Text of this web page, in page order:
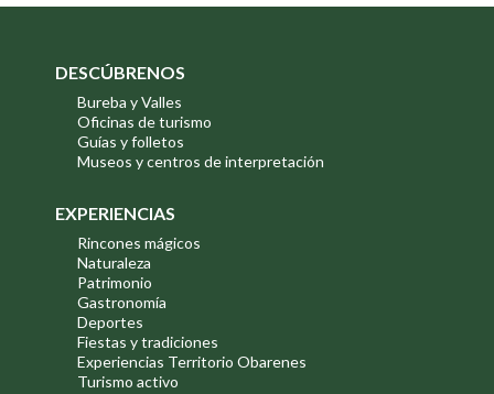
DESCÚBRENOS
Bureba y Valles
Oficinas de turismo
Guías y folletos
Museos y centros de interpretación
EXPERIENCIAS
Rincones mágicos
Naturaleza
Patrimonio
Gastronomía
Deportes
Fiestas y tradiciones
Experiencias Territorio Obarenes
Turismo activo